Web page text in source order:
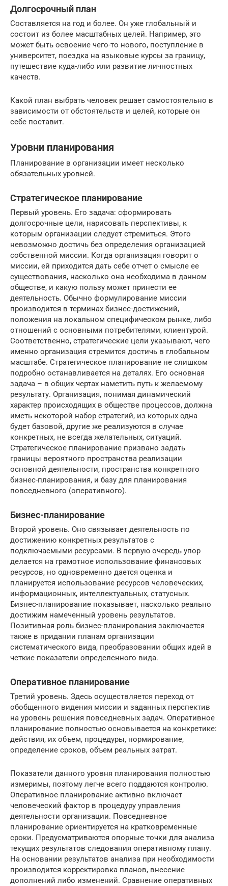
Долгосрочный план
Составляется на год и более. Он уже глобальный и
состоит из более масштабных целей. Например, это
может быть освоение чего-то нового, поступление в
университет, поездка на языковые курсы за границу,
путешествие куда-либо или развитие личностных
качеств.
Какой план выбрать человек решает самостоятельно в
зависимости от обстоятельств и целей, которые он
себе поставит.
Уровни планирования
Планирование в организации имеет несколько
обязательных уровней.
Стратегическое планирование
Первый уровень. Его задача: сформировать
долгосрочные цели, нарисовать перспективы, к
которым организации следует стремиться. Этого
невозможно достичь без определения организацией
собственной миссии. Когда организация говорит о
миссии, ей приходится дать себе отчет о смысле ее
существования, насколько она необходима в данном
обществе, и какую пользу может принести ее
деятельность. Обычно формулирование миссии
производится в терминах бизнес-достижений,
положения на локальном специфическом рынке, либо
отношений с основными потребителями, клиентурой.
Соответственно, стратегические цели указывают, чего
именно организация стремится достичь в глобальном
масштабе. Стратегическое планирование не слишком
подробно останавливается на деталях. Его основная
задача – в общих чертах наметить путь к желаемому
результату. Организация, понимая динамический
характер происходящих в обществе процессов, должна
иметь некоторой набор стратегий, из которых одна
будет базовой, другие же реализуются в случае
конкретных, не всегда желательных, ситуаций.
Стратегическое планирование призвано задать
границы вероятного пространства реализации
основной деятельности, пространства конкретного
бизнес-планирования, и базу для планирования
повседневного (оперативного).
Бизнес-планирование
Второй уровень. Оно связывает деятельность по
достижению конкретных результатов с
подключаемыми ресурсами. В первую очередь упор
делается на грамотное использование финансовых
ресурсов, но одновременно дается оценка и
планируется использование ресурсов человеческих,
информационных, интеллектуальных, статусных.
Бизнес-планирование показывает, насколько реально
достижим намеченный уровень результатов.
Позитивная роль бизнес-планирования заключается
также в придании планам организации
систематического вида, преобразовании общих идей в
четкие показатели определенного вида.
Оперативное планирование
Третий уровень. Здесь осуществляется переход от
обобщенного видения миссии и заданных перспектив
на уровень решения повседневных задач. Оперативное
планирование полностью основывается на конкретике:
действия, их объем, процедуры, нормирование,
определение сроков, объем реальных затрат.
Показатели данного уровня планирования полностью
измеримы, поэтому легче всего поддаются контролю.
Оперативное планирование активно включает
человеческий фактор в процедуру управления
деятельности организации. Повседневное
планирование ориентируется на кратковременные
сроки. Предусматриваются опорные точки для анализа
текущих результатов следования оперативному плану.
На основании результатов анализа при необходимости
производится корректировка планов, внесение
дополнений либо изменений. Сравнение оперативных